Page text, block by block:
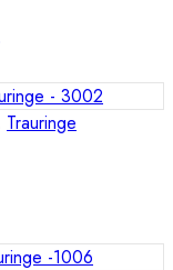
Trauringe